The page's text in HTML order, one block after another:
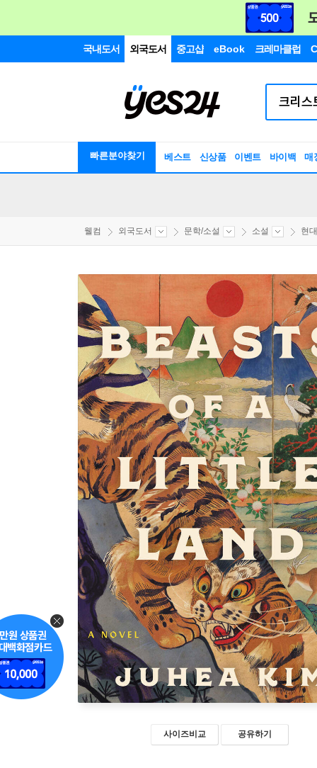
국내도서 외국도서 중고샵 eBook 크레마클럽
빠른분야찾기 베스트 신상품 이벤트 바이백 매
웰컴 외국도서 문학/소설 소설 현
사이즈비교 공유하기